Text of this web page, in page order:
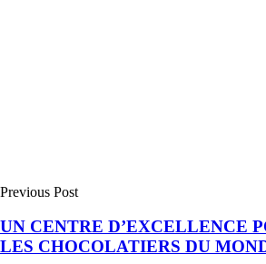
Previous Post
UN CENTRE D’EXCELLENCE
LES CHOCOLATIERS DU